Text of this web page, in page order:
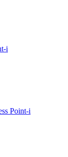
i
Point-i